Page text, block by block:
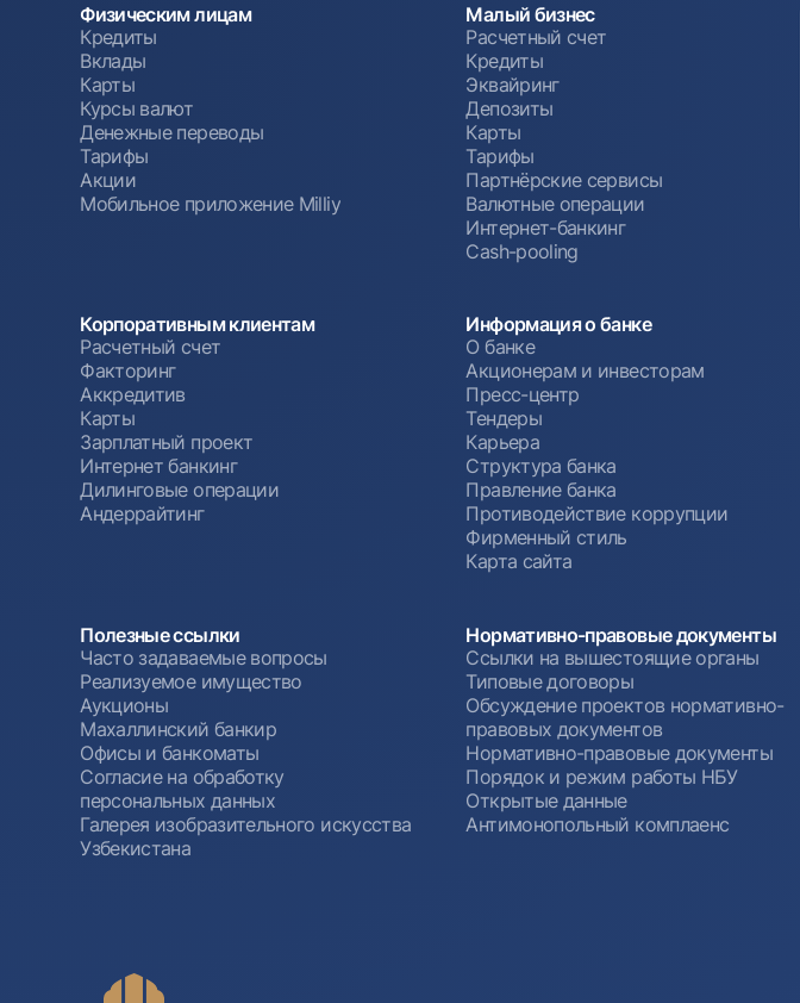
Физическим лицам
Кредиты
Вклады
Карты
Курсы валют
Денежные переводы
Тарифы
Акции
Мобильное приложение Milliy
Малый бизнес
Расчетный счет
Кредиты
Эквайринг
Депозиты
Карты
Тарифы
Партнёрские сервисы
Валютные операции
Интернет-банкинг
Cash-pooling
Корпоративным клиентам
Расчетный счет
Факторинг
Аккредитив
Карты
Зарплатный проект
Интернет банкинг
Дилинговые операции
Андеррайтинг
Информация о банке
О банке
Акционерам и инвесторам
Пресс-центр
Тендеры
Карьера
Структура банка
Правление банка
Противодействие коррупции
Фирменный стиль
Карта сайта
Полезные ссылки
Часто задаваемые вопросы
Реализуемое имущество
Аукционы
Махаллинский банкир
Офисы и банкоматы
Согласие на обработку
персональных данных
Галерея изобразительного искусства
Узбекистана
Нормативно-правовые документы
Ссылки на вышестоящие органы
Типовые договоры
Обсуждение проектов нормативно-
правовых документов
Нормативно-правовые документы
Порядок и режим работы НБУ
Открытые данные
Антимонопольный комплаенс